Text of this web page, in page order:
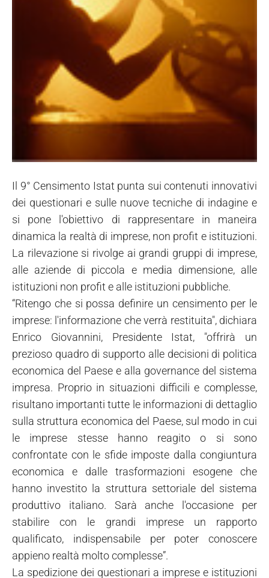
Il 9° Censimento Istat punta sui contenuti innovativi
dei questionari e sulle nuove tecniche di indagine e
si pone l'obiettivo di rappresentare in maneira
dinamica la realtà di imprese, non profit e istituzioni.
La rilevazione si rivolge ai grandi gruppi di imprese,
alle aziende di piccola e media dimensione, alle
istituzioni non profit e alle istituzioni pubbliche.
“Ritengo che si possa definire un censimento per le
imprese: l'informazione che verrà restituita", dichiara
Enrico Giovannini, Presidente Istat, "offrirà un
prezioso quadro di supporto alle decisioni di politica
economica del Paese e alla governance del sistema
impresa. Proprio in situazioni difficili e complesse,
risultano importanti tutte le informazioni di dettaglio
sulla struttura economica del Paese, sul modo in cui
le imprese stesse hanno reagito o si sono
confrontate con le sfide imposte dalla congiuntura
economica e dalle trasformazioni esogene che
hanno investito la struttura settoriale del sistema
produttivo italiano. Sarà anche l'occasione per
stabilire con le grandi imprese un rapporto
qualificato, indispensabile per poter conoscere
appieno realtà molto complesse”.
La spedizione dei questionari a imprese e istituzioni